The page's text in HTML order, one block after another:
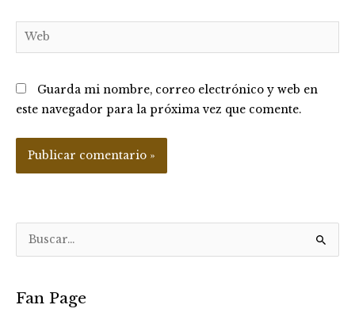
Web
Guarda mi nombre, correo electrónico y web en
este navegador para la próxima vez que comente.
c
Fan Page